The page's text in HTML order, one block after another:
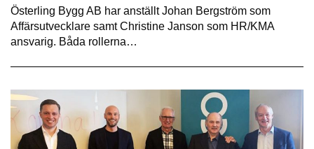
Österling Bygg AB har anställt Johan Bergström som
Affärsutvecklare samt Christine Janson som HR/KMA
ansvarig. Båda rollerna…